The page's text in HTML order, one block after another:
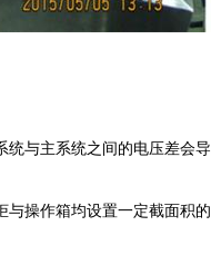
与主系统之间的电压差会
操作箱均设置一定截面积